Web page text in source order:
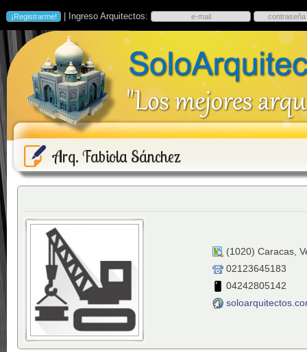
| Ingreso Arquitectos:
Arq. Fabiola Sánchez
(1020) Caracas
02123645183
04242805142